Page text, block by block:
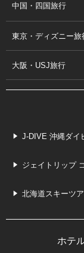
中国・四国旅行
東京・ディズニー旅
大阪・USJ旅行
J-DIVE 沖縄ダイ
ジェイトリップ
北海道スキーツ
ホテ